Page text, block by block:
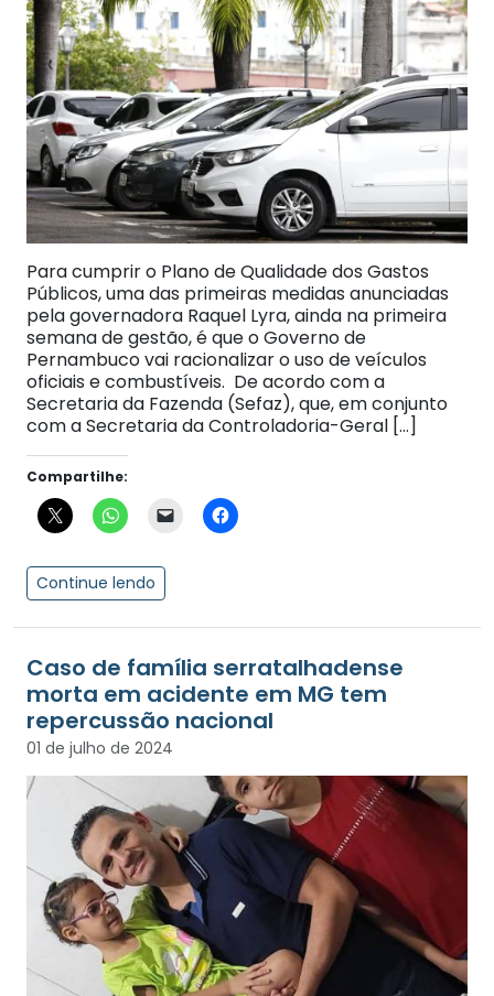
Para cumprir o Plano de Qualidade dos Gastos
Públicos, uma das primeiras medidas anunciadas
pela governadora Raquel Lyra, ainda na primeira
semana de gestão, é que o Governo de
Pernambuco vai racionalizar o uso de veículos
oficiais e combustíveis. De acordo com a
Secretaria da Fazenda (Sefaz), que, em conjunto
com a Secretaria da Controladoria-Geral […]
Compartilhe:
Continue lendo
Caso de família serratalhadense
morta em acidente em MG tem
repercussão nacional
01 de julho de 2024